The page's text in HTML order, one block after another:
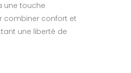
une touche
combiner confort et
une liberté de